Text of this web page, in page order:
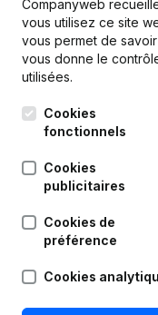
16-10-2025
24-04-2023
20-12-2021
Companyweb
vous utilisez ce site
vous permet de
vous donne le
utilisées.
Cookies
fonctionnels
Cookies
publicitaires
Cookies de
préférence
Cookies